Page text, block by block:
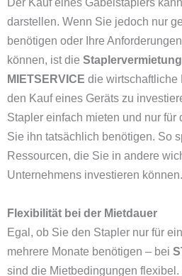
Der Kauf eines Gabelstaplers
darstellen. Wenn Sie jedoch nur
benötigen oder Ihre
können, ist die Staplervermietung
MIETSERVICE die wirtschaftliche
den Kauf eines Geräts zu
Stapler einfach mieten und nur für
Sie ihn tatsächlich benötigen. So
Ressourcen, die Sie in andere
Unternehmens investieren können.
Flexibilität bei der Mietdauer
Egal, ob Sie den Stapler nur für
mehrere Monate benötigen – bei
sind die Mietbedingungen